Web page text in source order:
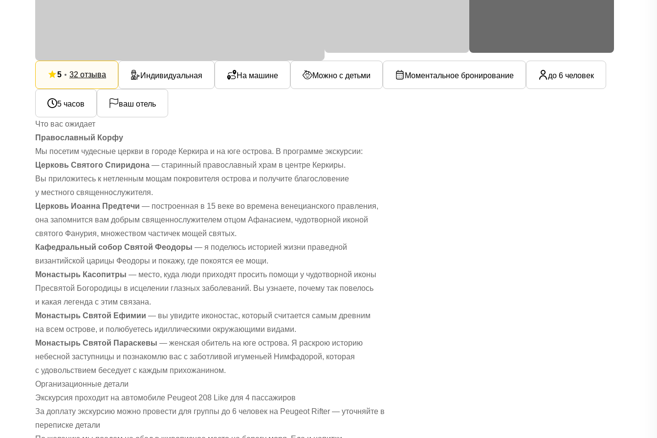
5 32 отзыва Индивидуальная На машине Можно с детьми Моментальное бронирование до 6 человек
5 часов ваш отель
Что вас ожидает
Православный Корфу
Мы посетим чудесные церкви в городе Керкира и на юге острова. В программе экскурсии:
Церковь Святого Спиридона — старинный православный храм в центре Керкиры.
Вы приложитесь к нетленным мощам покровителя острова и получите благословение
у местного священнослужителя.
Церковь Иоанна Предтечи — построенная в 15 веке во времена венецианского правления,
она запомнится вам добрым священнослужителем отцом Афанасием, чудотворной иконой
святого Фанурия, множеством частичек мощей святых.
Кафедральный собор Святой Феодоры — я поделюсь историей жизни праведной
византийской царицы Феодоры и покажу, где покоятся ее мощи.
Монастырь Касопитры — место, куда люди приходят просить помощи у чудотворной иконы
Пресвятой Богородицы в исцелении глазных заболеваний. Вы узнаете, почему так повелось
и какая легенда с этим связана.
Монастырь Святой Ефимии — вы увидите иконостас, который считается самым древним
на всем острове, и полюбуетесь идиллическими окружающими видами.
Монастырь Святой Параскевы — женская обитель на юге острова. Я раскрою историю
небесной заступницы и познакомлю вас с заботливой игуменьей Нимфадорой, которая
с удовольствием беседует с каждым прихожанином.
Организационные детали
Экскурсия проходит на автомобиле Peugeot 208 Like для 4 пассажиров
За доплату экскурсию можно провести для группы до 6 человек на Peugeot Rifter — уточняйте в
переписке детали